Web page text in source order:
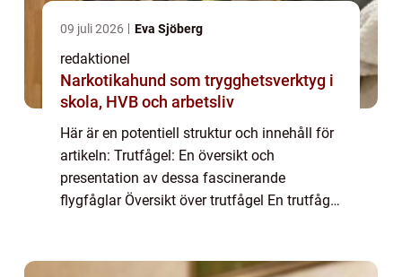
09 juli 2026 Eva Sjöberg
redaktionel
Narkotikahund som trygghetsverktyg i
skola, HVB och arbetsliv
Här är en potentiell struktur och innehåll för
artikeln: Trutfågel: En översikt och
presentation av dessa fascinerande
flygfåglar Översikt över trutfågel En trutfågel